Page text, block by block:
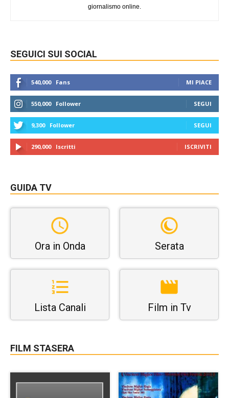
giornalismo online.
SEGUICI SUI SOCIAL
540,000 Fans MI PIACE
550,000 Follower SEGUI
9,300 Follower SEGUI
290,000 Iscritti ISCRIVITI
GUIDA TV
Ora in Onda Serata
Lista Canali Film in Tv
FILM STASERA